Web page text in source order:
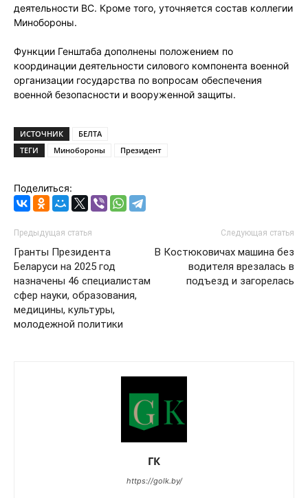
деятельности ВС. Кроме того, уточняется состав коллегии
Минобороны.
Функции Генштаба дополнены положением по
координации деятельности силового компонента военной
организации государства по вопросам обеспечения
военной безопасности и вооруженной защиты.
ИСТОЧНИК
БЕЛТА
ТЕГИ
Минобороны Президент
Поделиться:
Предыдущая статья
Гранты Президента
Беларуси на 2025 год
назначены 46 специалистам
сфер науки, образования,
медицины, культуры,
молодежной политики
Следующая статья
В Костюковичах машина без
водителя врезалась в
подъезд и загорелась
ГК
https://golk.by/